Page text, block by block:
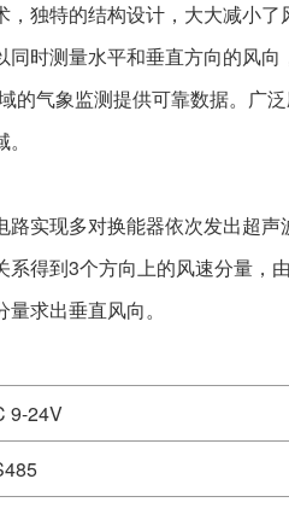
独特的结构设计，大大减小了
时测量水平和垂直方向的风
气象监测提供可靠数据。广泛
实现多对换能器依次发出超
得到3个方向上的风速分量，
求出垂直风向。
9-24V